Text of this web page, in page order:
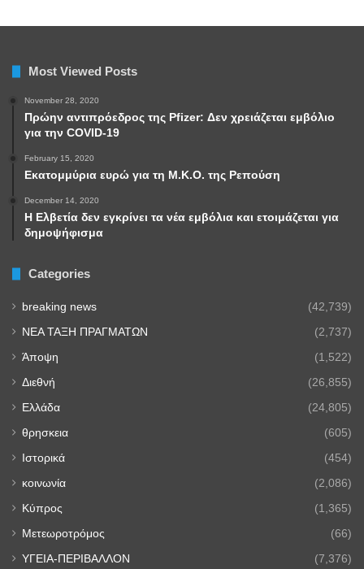
Most Viewed Posts
November 28, 2020
Πρώην αντιπρόεδρος της Pfizer: Δεν χρειάζεται εμβόλιο
για την COVID-19
February 15, 2020
Εκατομμύρια ευρώ για τη Μ.Κ.Ο. της Ρεπούση
December 14, 2020
Η Ελβετία δεν εγκρίνει τα νέα εμβόλια και ετοιμάζεται για
δημοψήφισμα
Categories
breaking news (42,739)
NEA TAΞΗ ΠΡΑΓΜΑΤΩΝ (2,737)
Άποψη (1,522)
Διεθνή (26,855)
Ελλάδα (24,805)
θρησκεια (605)
Ιστορικά (454)
κοινωνία (2,086)
Κύπρος (1,365)
Μετεωροτρόμος (66)
ΥΓΕΙΑ-ΠΕΡΙΒΑΛΛΟΝ (7,376)